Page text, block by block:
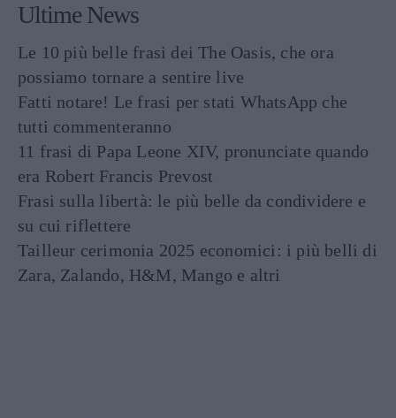
Ultime News
Le 10 più belle frasi dei The Oasis, che ora
possiamo tornare a sentire live
Fatti notare! Le frasi per stati WhatsApp che
tutti commenteranno
11 frasi di Papa Leone XIV, pronunciate quando
era Robert Francis Prevost
Frasi sulla libertà: le più belle da condividere e
su cui riflettere
Tailleur cerimonia 2025 economici: i più belli di
Zara, Zalando, H&M, Mango e altri